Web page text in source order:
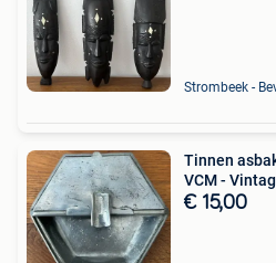
Strombeek -
Tinnen
VCM -
€ 15,00